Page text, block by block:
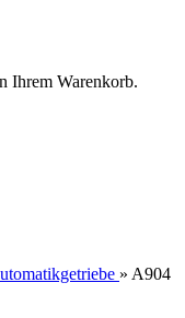
Ihrem Warenkorb.
» A904